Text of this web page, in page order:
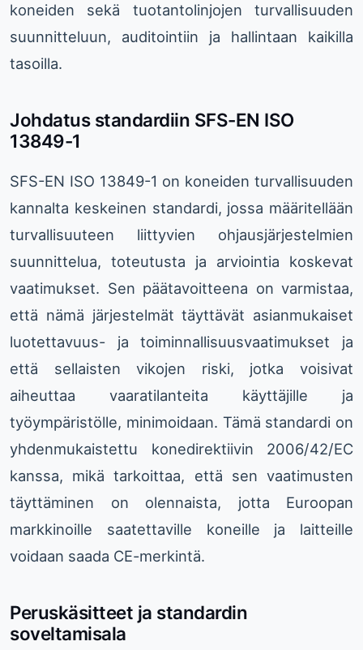
koneiden sekä tuotantolinjojen turvallisuuden
suunnitteluun, auditointiin ja hallintaan kaikilla
tasoilla.
Johdatus standardiin SFS-EN ISO
13849-1
SFS-EN ISO 13849-1 on koneiden turvallisuuden
kannalta keskeinen standardi, jossa määritellään
turvallisuuteen liittyvien ohjausjärjestelmien
suunnittelua, toteutusta ja arviointia koskevat
vaatimukset. Sen päätavoitteena on varmistaa,
että nämä järjestelmät täyttävät asianmukaiset
luotettavuus- ja toiminnallisuusvaatimukset ja
että sellaisten vikojen riski, jotka voisivat
aiheuttaa vaaratilanteita käyttäjille ja
työympäristölle, minimoidaan. Tämä standardi on
yhdenmukaistettu konedirektiivin 2006/42/EC
kanssa, mikä tarkoittaa, että sen vaatimusten
täyttäminen on olennaista, jotta Euroopan
markkinoille saatettaville koneille ja laitteille
voidaan saada CE-merkintä.
Peruskäsitteet ja standardin
soveltamisala